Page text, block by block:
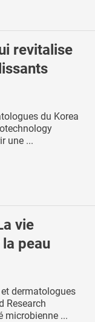
revitalise
du Korea
une ...
vie
peau
dermatologues
Research
microbienne ...